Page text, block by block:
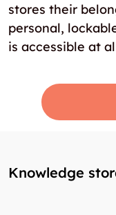
stores their
personal,
is accessible at
Knowledge